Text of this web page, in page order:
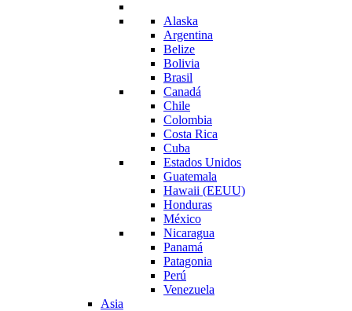
Alaska
Argentina
Belize
Bolivia
Brasil
Canadá
Chile
Colombia
Costa Rica
Cuba
Estados Unidos
Guatemala
Hawaii (EEUU)
Honduras
México
Nicaragua
Panamá
Patagonia
Perú
Venezuela
Asia